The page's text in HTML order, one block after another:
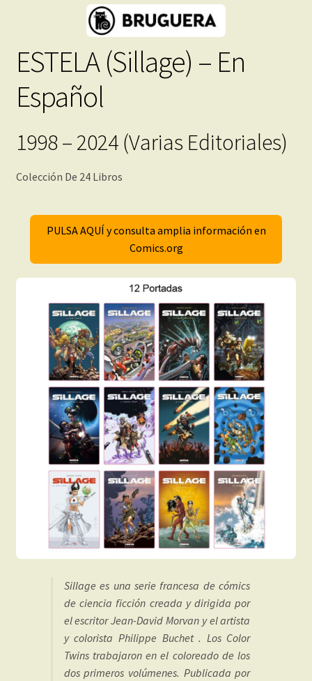
ESTELA (Sillage) – En
Español
1998 – 2024 (Varias Editoriales)
Colección De 24 Libros
PULSA AQUÍ y consulta amplia información en
Comics.org
Sillage es una serie francesa de cómics
de ciencia ficción creada y dirigida por
el escritor Jean-David Morvan y el artista
y colorista Philippe Buchet . Los Color
Twins trabajaron en el coloreado de los
dos primeros volúmenes. Publicada por